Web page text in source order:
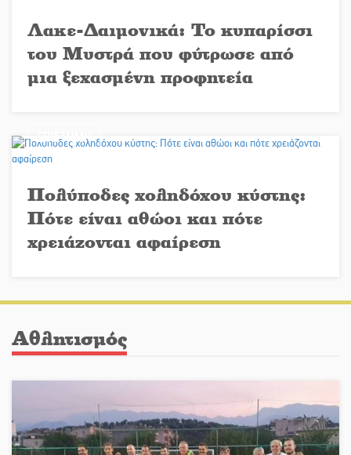
Λακε-Δαιμονικά: Το κυπαρίσσι
του Μυστρά που φύτρωσε από
μια ξεχασμένη προφητεία
ΕΠΙΣΤΗΜΗ
Πολύποδες χοληδόχου κύστης:
Πότε είναι αθώοι και πότε
χρειάζονται αφαίρεση
Αθλητισμός